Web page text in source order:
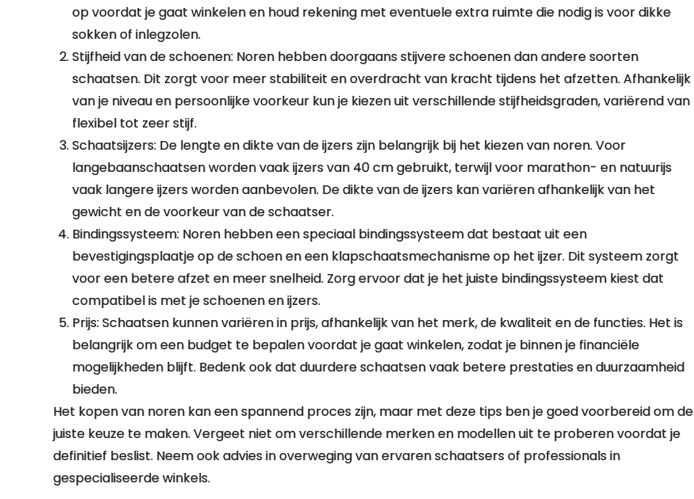
op voordat je gaat winkelen en houd rekening met eventuele extra ruimte die nodig is voor dikke
sokken of inlegzolen.
Stijfheid van de schoenen: Noren hebben doorgaans stijvere schoenen dan andere soorten
schaatsen. Dit zorgt voor meer stabiliteit en overdracht van kracht tijdens het afzetten. Afhankelijk
van je niveau en persoonlijke voorkeur kun je kiezen uit verschillende stijfheidsgraden, variërend van
flexibel tot zeer stijf.
Schaatsijzers: De lengte en dikte van de ijzers zijn belangrijk bij het kiezen van noren. Voor
langebaanschaatsen worden vaak ijzers van 40 cm gebruikt, terwijl voor marathon- en natuurijs
vaak langere ijzers worden aanbevolen. De dikte van de ijzers kan variëren afhankelijk van het
gewicht en de voorkeur van de schaatser.
Bindingssysteem: Noren hebben een speciaal bindingssysteem dat bestaat uit een
bevestigingsplaatje op de schoen en een klapschaatsmechanisme op het ijzer. Dit systeem zorgt
voor een betere afzet en meer snelheid. Zorg ervoor dat je het juiste bindingssysteem kiest dat
compatibel is met je schoenen en ijzers.
Prijs: Schaatsen kunnen variëren in prijs, afhankelijk van het merk, de kwaliteit en de functies. Het is
belangrijk om een budget te bepalen voordat je gaat winkelen, zodat je binnen je financiële
mogelijkheden blijft. Bedenk ook dat duurdere schaatsen vaak betere prestaties en duurzaamheid
bieden.
Het kopen van noren kan een spannend proces zijn, maar met deze tips ben je goed voorbereid om de
juiste keuze te maken. Vergeet niet om verschillende merken en modellen uit te proberen voordat je
definitief beslist. Neem ook advies in overweging van ervaren schaatsers of professionals in
gespecialiseerde winkels.